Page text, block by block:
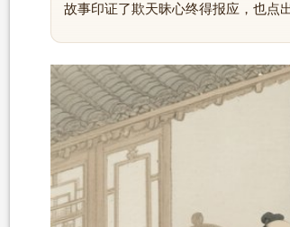
故事印证了欺天昧心终得报应，也点